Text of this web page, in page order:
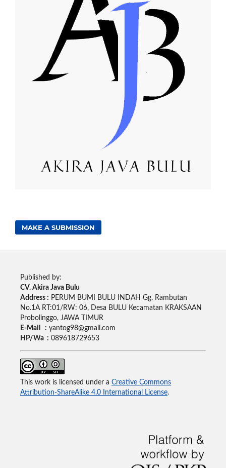
MAKE A SUBMISSION
Published by:
CV. Akira Java Bulu
Address : PERUM BUMI BULU INDAH Gg. Rambutan
No.1A RT:01/RW: 06, Desa BULU Kecamatan KRAKSAAN
Probolinggo, JAWA TIMUR
E-Mail : yantog98@gmail.com
HP/Wa : 089618729653
This work is licensed under a Creative Commons
Attribution-ShareAlike 4.0 International License.